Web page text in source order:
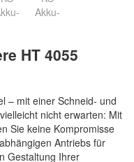
HT 4055
– mit einer Schneid- und
nicht erwarten: Mit
Sie keine Kompromisse
Antriebs für
Gestaltung Ihrer